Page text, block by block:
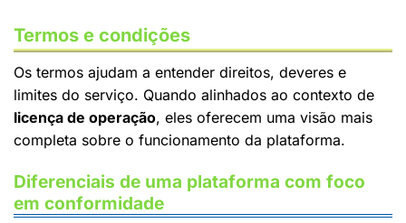
Termos e condições
Os termos ajudam a entender direitos, deveres e
limites do serviço. Quando alinhados ao contexto de
licença de operação, eles oferecem uma visão mais
completa sobre o funcionamento da plataforma.
Diferenciais de uma plataforma com foco
em conformidade